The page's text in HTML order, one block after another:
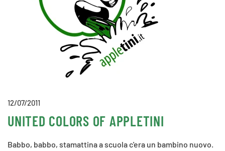
12/07/2011
UNITED COLORS OF APPLETINI
Babbo, babbo, stamattina a scuola c'era un bambino nuovo.